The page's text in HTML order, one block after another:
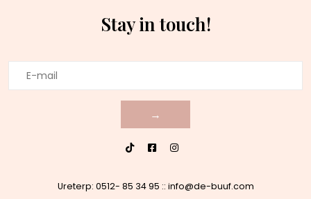
Stay in touch!
→
Ureterp: 0512- 85 34 95 :: info@de-buuf.com